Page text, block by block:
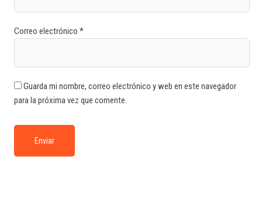
Correo electrónico *
Guarda mi nombre, correo electrónico y web en este navegador
para la próxima vez que comente.